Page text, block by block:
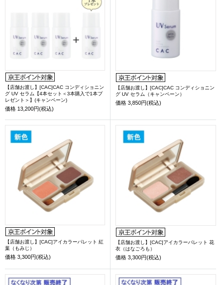
【店舗お渡し】[CAC]CAC コンディショニン
グ UV セラム【4本セット＜3本購入で1本プ
レゼント＞】(キャンペーン)
価格 13,200円(税込)
【店舗お渡し】[CAC]CAC コンディショニン
グ UV セラム（キャンペーン）
価格 3,850円(税込)
【店舗お渡し】[CAC]アイカラーパレット 紅
葉（もみじ）
価格 3,300円(税込)
【店舗お渡し】[CAC]アイカラーパレット 花
衣（はなごろも）
価格 3,300円(税込)